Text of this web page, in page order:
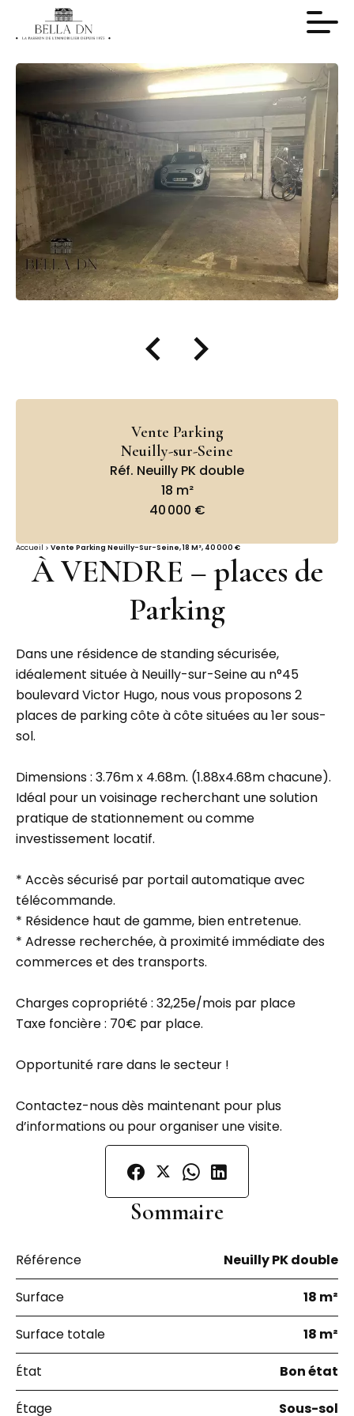
Vente Parking
Neuilly-sur-Seine
Réf. Neuilly PK double
18 m²
40 000 €
Accueil Vente Parking Neuilly-Sur-Seine, 18 M², 40 000 €
À VENDRE – places de
Parking
Dans une résidence de standing sécurisée,
idéalement située à Neuilly-sur-Seine au n°45
boulevard Victor Hugo, nous vous proposons 2
places de parking côte à côte situées au 1er sous-
sol.
Dimensions : 3.76m x 4.68m. (1.88x4.68m chacune).
Idéal pour un voisinage recherchant une solution
pratique de stationnement ou comme
investissement locatif.
* Accès sécurisé par portail automatique avec
télécommande.
* Résidence haut de gamme, bien entretenue.
* Adresse recherchée, à proximité immédiate des
commerces et des transports.
Charges copropriété : 32,25e/mois par place
Taxe foncière : 70€ par place.
Opportunité rare dans le secteur !
Contactez-nous dès maintenant pour plus
d’informations ou pour organiser une visite.
Sommaire
Référence Neuilly PK double
Surface 18 m²
Surface totale 18 m²
État Bon état
Étage Sous-sol